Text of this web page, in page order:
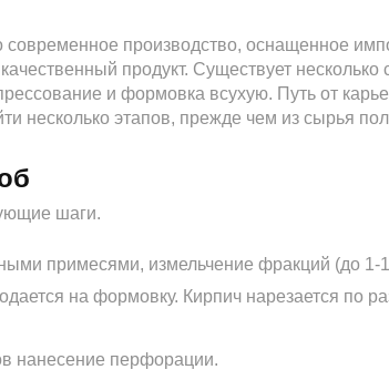
современное производство, оснащенное
продукт. Существует несколько
и формовка всухую. Путь от
несколько этапов, прежде чем из сырья
шаги.
примесями, измельчение фракций (до 1-
на формовку. Кирпич нарезается по
нанесение перфорации.